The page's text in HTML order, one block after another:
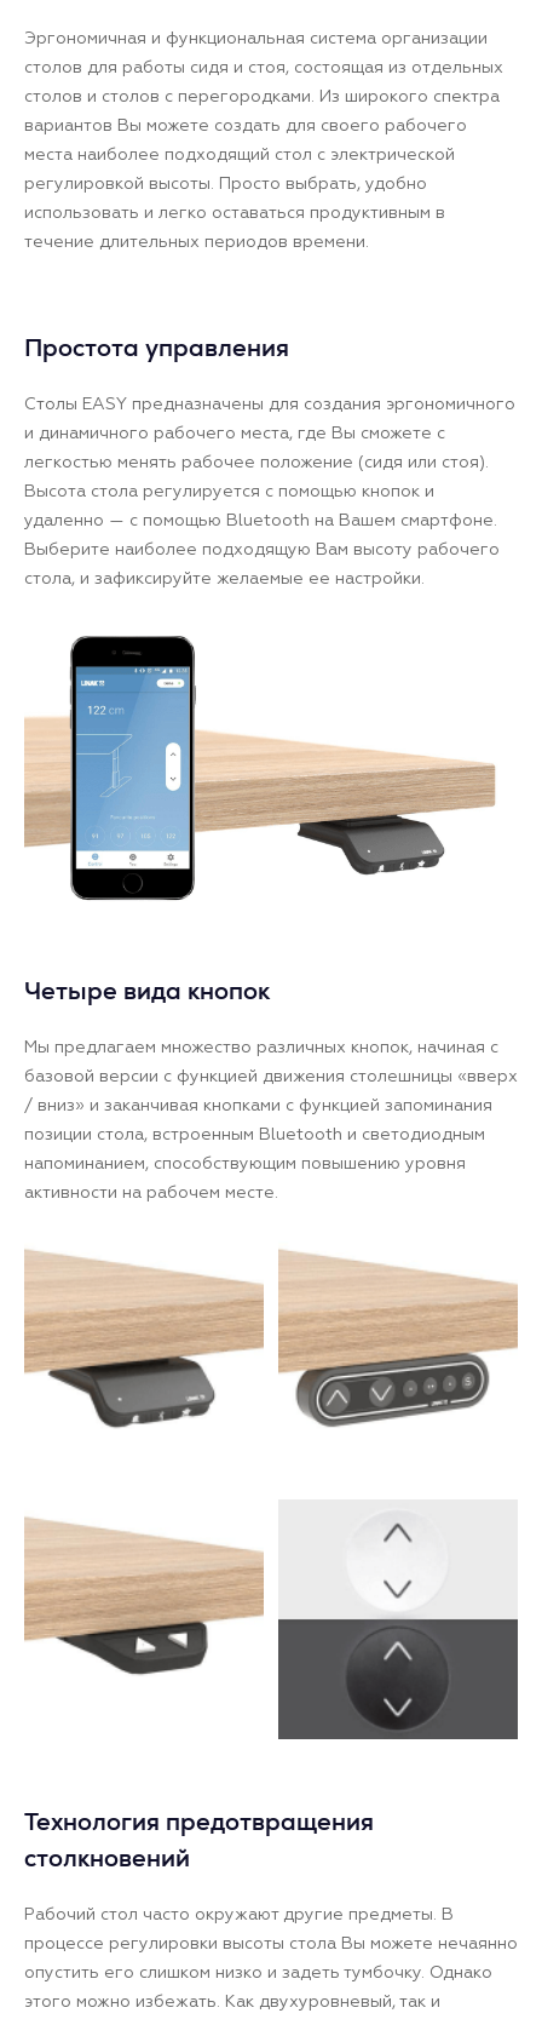
Эргономичная и функциональная система организации
столов для работы сидя и стоя, состоящая из отдельных
столов и столов с перегородками. Из широкого спектра
вариантов Вы можете создать для своего рабочего
места наиболее подходящий стол с электрической
регулировкой высоты. Просто выбрать, удобно
использовать и легко оставаться продуктивным в
течение длительных периодов времени.
Простота управления
Столы EASY предназначены для создания эргономичного
и динамичного рабочего места, где Вы сможете с
легкостью менять рабочее положение (сидя или стоя).
Высота стола регулируется с помощью кнопок и
удаленно — с помощью Bluetooth на Вашем смартфоне.
Выберите наиболее подходящую Вам высоту рабочего
стола, и зафиксируйте желаемые ее настройки.
Четыре вида кнопок
Мы предлагаем множество различных кнопок, начиная с
базовой версии с функцией движения столешницы «вверх
/ вниз» и заканчивая кнопками с функцией запоминания
позиции стола, встроенным Bluetooth и светодиодным
напоминанием, способствующим повышению уровня
активности на рабочем месте.
Технология предотвращения
столкновений
Рабочий стол часто окружают другие предметы. В
процессе регулировки высоты стола Вы можете нечаянно
опустить его слишком низко и задеть тумбочку. Однако
этого можно избежать. Как двухуровневый, так и